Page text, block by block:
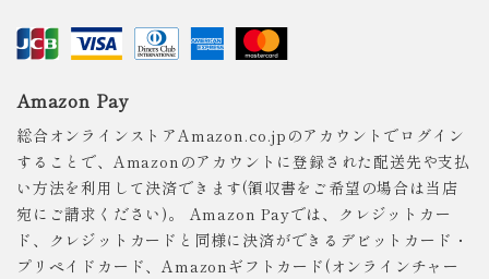
Amazon Pay
総合オンラインストアAmazon.co.jpのアカウントでログイン
することで、Amazonのアカウントに登録された配送先や支払
い方法を利用して決済できます(領収書をご希望の場合は当店
宛にご請求ください)。 Amazon Payでは、クレジットカー
ド、クレジットカードと同様に決済ができるデビットカード・
プリペイドカード、Amazonギフトカード(オンラインチャー